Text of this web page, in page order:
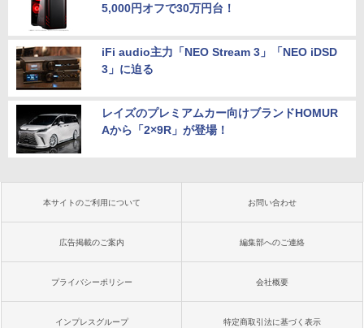
5,000円オフで30万円台！
iFi audio主力「NEO Stream 3」「NEO iDSD
3」に迫る
レイズのプレミアムカー向けブランドHOMUR
Aから「2×9R」が登場！
本サイトのご利用について お問い合わせ
広告掲載のご案内 編集部へのご連絡
プライバシーポリシー 会社概要
インプレスグループ 特定商取引法に基づく表示